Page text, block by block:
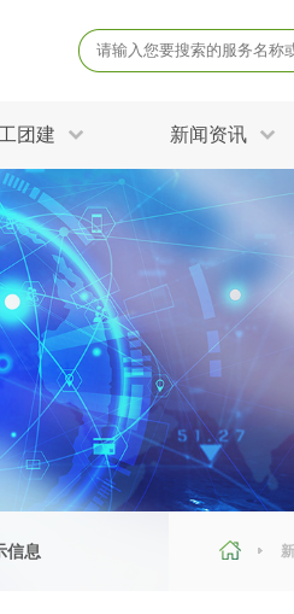
团建 新闻资讯
电磁辐射检测
土壤检测
危险废物鉴别
农用地土壤调查
产品质量鉴定
固废危废鉴定
土壤场地调查
生态环境检测
消毒检测备案
空气净化检测
公共卫生检测
病毒杀灭试验
防护产品检测
成分分析化验
有毒有害检测
运动场地检测
涉水产品检测
放射卫生检测
信息